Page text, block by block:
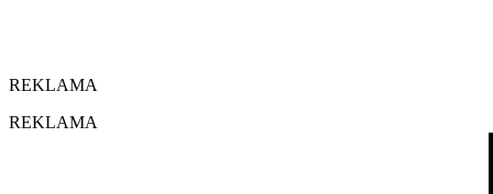
REKLAMA
REKLAMA